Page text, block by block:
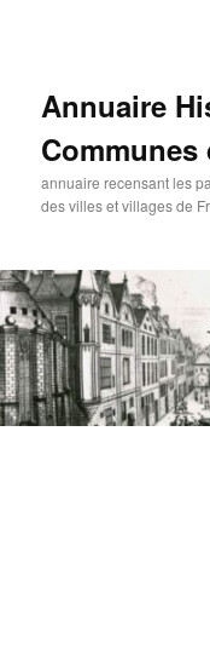
Annuaire
Communes
annuaire recensant les
des villes et villages de